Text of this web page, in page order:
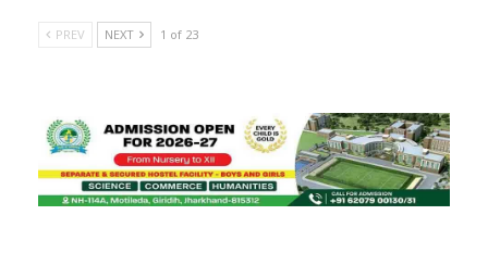
PREV NEXT 1 of 23